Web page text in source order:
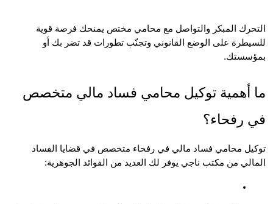
التحرك المبكر والتواصل مع محامي مختص يمنحك فرصة قوية
للسيطرة على الوضع القانوني وتجنّب تطورات قد تضر بك أو
ما أهمية توكيل محامي فساد مالي متخصص
رفحاء؟
توكيل محامي فساد مالي في رفحاء متخصص في قضايا الفساد
من مكتب ناجي يوفر لك العديد من الفوائد الجوهرية: